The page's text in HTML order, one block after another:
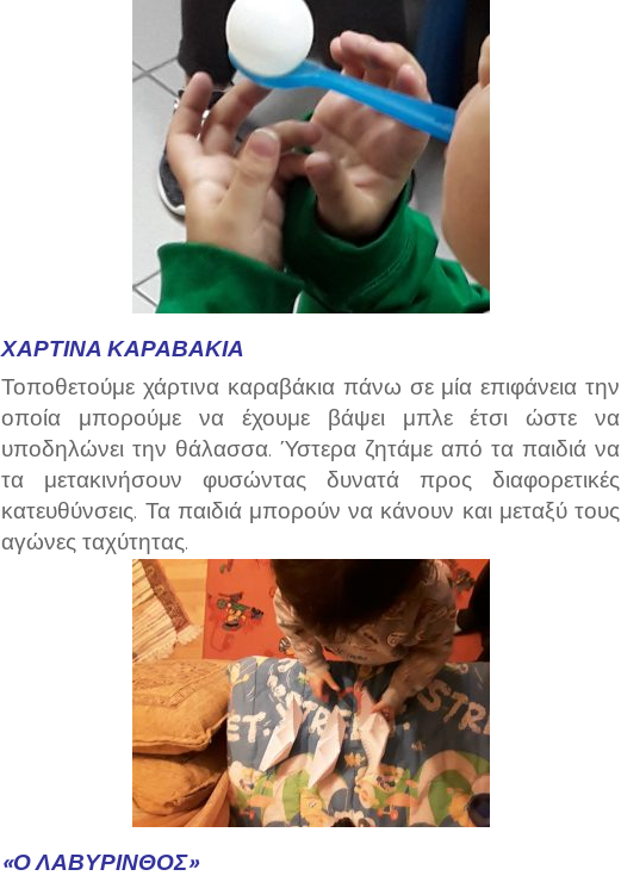
ΧΆΡΤΙΝΑ ΚΑΡΑΒΆΚΙΑ
Τοποθετούμε χάρτινα καραβάκια πάνω σε μία επιφάνεια την
οποία μπορούμε να έχουμε βάψει μπλε έτσι ώστε να
υποδηλώνει την θάλασσα. Ύστερα ζητάμε από τα παιδιά να
τα μετακινήσουν φυσώντας δυνατά προς διαφορετικές
κατευθύνσεις. Τα παιδιά μπορούν να κάνουν και μεταξύ τους
αγώνες ταχύτητας.
«Ο ΛΑΒΎΡΙΝΘΟΣ»